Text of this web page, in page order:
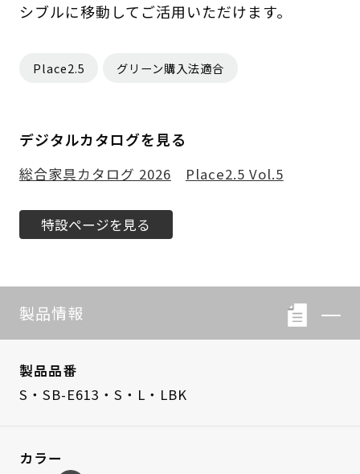
シブルに移動してご活用いただけます。
Place2.5 グリーン購入法適合
デジタルカタログを見る
総合家具カタログ 2026 Place2.5 Vol.5
特設ページを見る
製品情報
製品品番
S・SB-E613・S・L・LBK
カラー